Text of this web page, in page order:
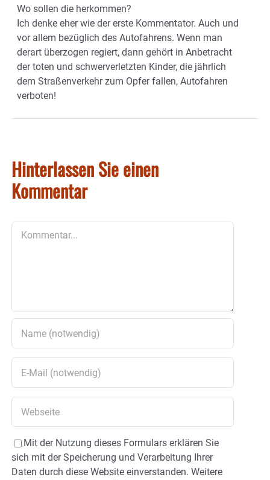
Wo sollen die herkommen?
Ich denke eher wie der erste Kommentator. Auch und
vor allem bezüglich des Autofahrens. Wenn man
derart überzogen regiert, dann gehört in Anbetracht
der toten und schwerverletzten Kinder, die jährlich
dem Straßenverkehr zum Opfer fallen, Autofahren
verboten!
Hinterlassen Sie einen
Kommentar
Mit der Nutzung dieses Formulars erklären Sie
sich mit der Speicherung und Verarbeitung Ihrer
Daten durch diese Website einverstanden. Weitere